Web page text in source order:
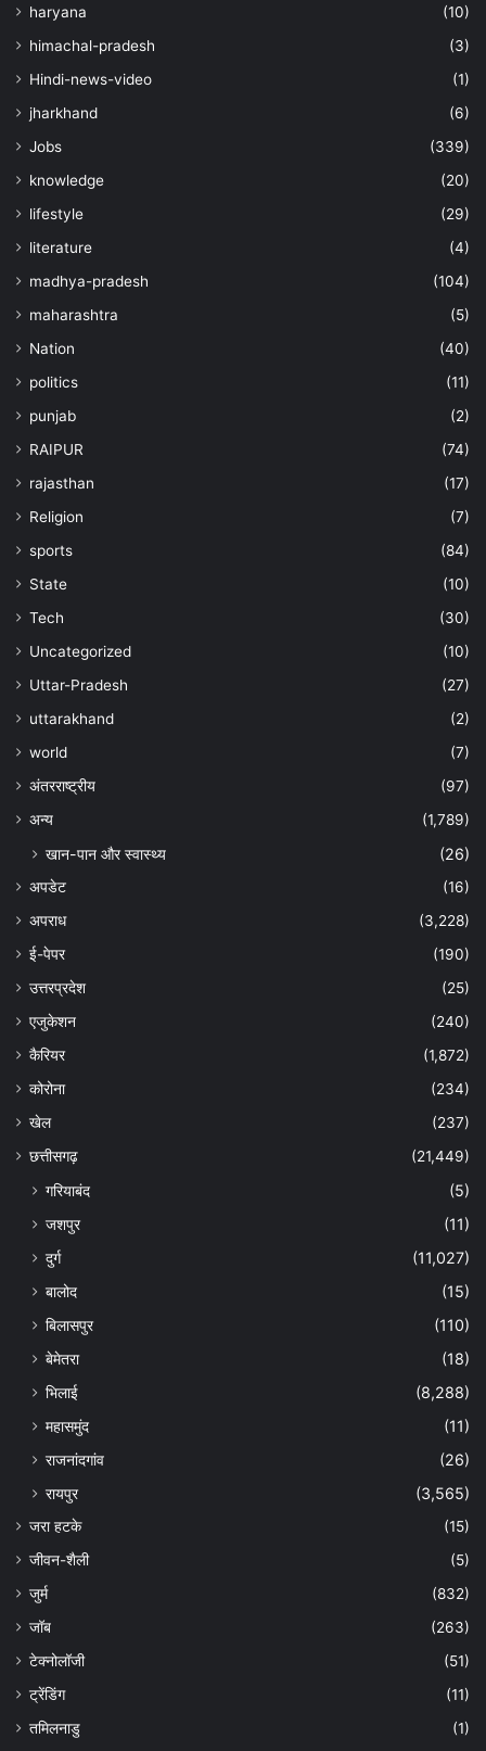
haryana
(10)
himachal-pradesh
(3)
Hindi-news-video
(1)
jharkhand
(6)
Jobs
(339)
knowledge
(20)
lifestyle
(29)
literature
(4)
madhya-pradesh
(104)
maharashtra
(5)
Nation
(40)
politics
(11)
punjab
(2)
RAIPUR
(74)
rajasthan
(17)
Religion
(7)
sports
(84)
State
(10)
Tech
(30)
Uncategorized
(10)
Uttar-Pradesh
(27)
uttarakhand
(2)
world
(7)
अंतरराष्ट्रीय
(97)
अन्‍य
(1,789)
खान-पान और स्वास्थ्य (26)
अपडेट
(16)
अपराध
(3,228)
ई-पेपर
(190)
उत्तरप्रदेश
(25)
एजुकेशन
(240)
कैरियर
(1,872)
कोरोना
(234)
खेल
(237)
छत्तीसगढ़
(21,449)
गरियाबंद
(5)
जशपुर
(11)
दुर्ग
(11,027)
बालोद
(15)
बिलासपुर
(110)
बेमेतरा
(18)
भिलाई
(8,288)
महासमुंद
(11)
राजनांदगांव
(26)
रायपुर
(3,565)
जरा हटके
(15)
जीवन-शैली
(5)
जुर्म
(832)
जॉब
(263)
टेक्नोलॉजी
(51)
ट्रेंडिंग
(11)
तमिलनाडु
(1)